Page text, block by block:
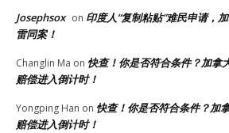
Josephsox on 印度人“复制粘贴”难民申请，
雷同案！
Changlin Ma on 快查！你是否符合条件？加拿
赔偿进入倒计时！
Yongping Han on 快查！你是否符合条件？加
赔偿进入倒计时！